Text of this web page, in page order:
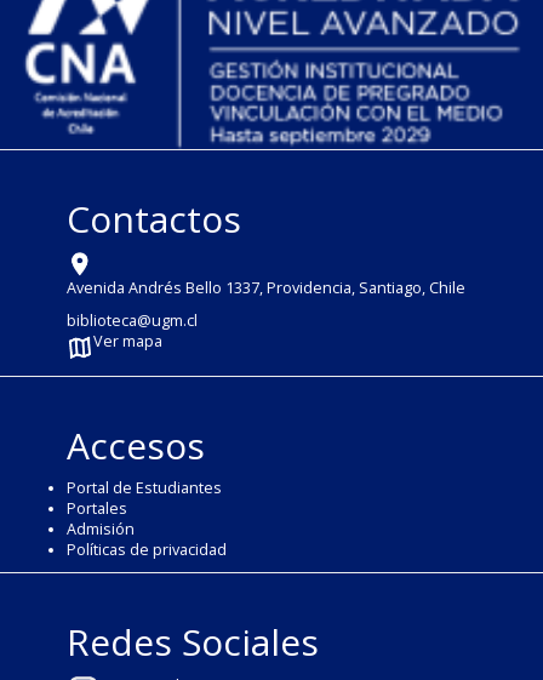
Contactos
Avenida Andrés Bello 1337, Providencia, Santiago, Chile
biblioteca@ugm.cl
Ver mapa
Accesos
Portal de Estudiantes
Portales
Admisión
Políticas de privacidad
Redes Sociales